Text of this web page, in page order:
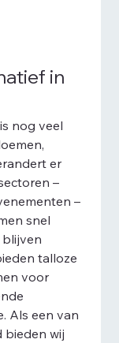
in
nog veel
er
–
–
snel
blijven
talloze
voor
Als een van
bieden wij